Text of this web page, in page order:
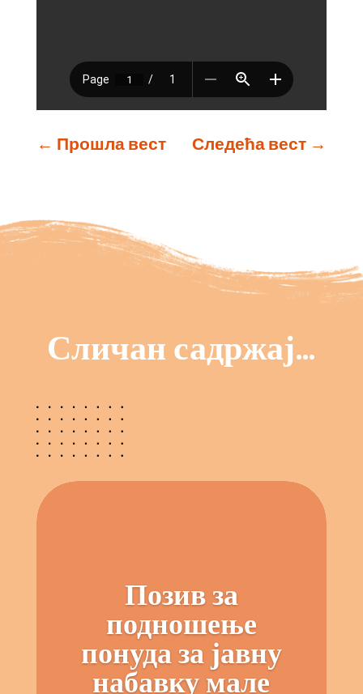
← Прошла вест Следећа вест →
Сличан садржај…
Позив за
подношење
понуда за јавну
набавку мале